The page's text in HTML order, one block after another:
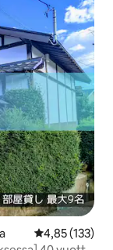
4,85 (133)